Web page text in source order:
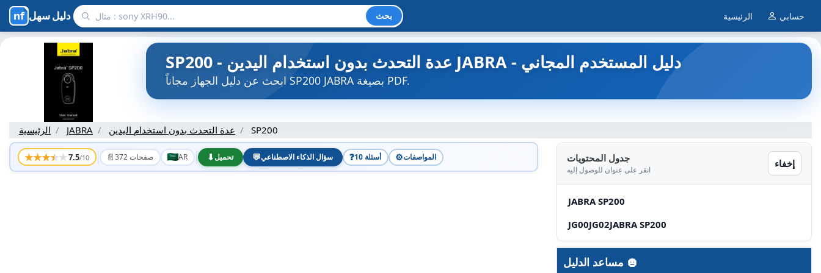
دليل سهل بحث الرئيسية حسابي
SP200 - عدة التحدث بدون استخدام اليدين JABRA - دليل المستخدم المجاني
ابحث عن دليل الجهاز مجاناً SP200 JABRA بصيغة PDF.
الرئيسية JABRA عدة التحدث بدون استخدام اليدين SP200
★★★★★7.5/10 📄 372 صفحات AR ⬇تحميل 💬سؤال الذكاء الاصطناعي ❓ 10 أسئلة ⚙️المواصفات جدول المحتويات
انقر على عنوان للوصول إليه
إخفاء
JABRA SP200
JG00JG02JABRA SP200